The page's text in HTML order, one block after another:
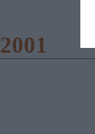
2001